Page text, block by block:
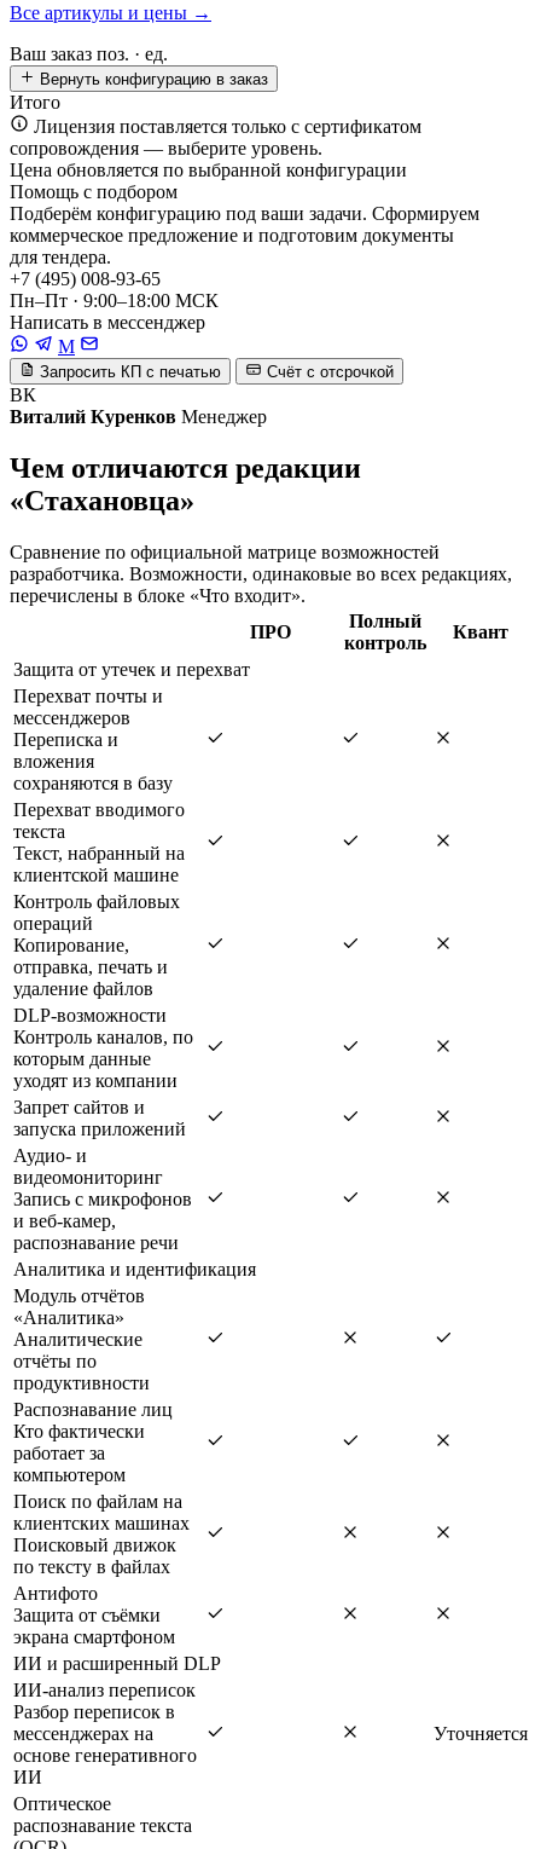
Все артикулы и цены →
Ваш заказ поз. · ед.
Вернуть конфигурацию в заказ
Итого
Лицензия поставляется только с сертификатом
сопровождения — выберите уровень.
Цена обновляется по выбранной конфигурации
Помощь с подбором
Подберём конфигурацию под ваши задачи. Сформируем
коммерческое предложение и подготовим документы
для тендера.
+7 (495) 008-93-65
Пн–Пт · 9:00–18:00 МСК
Написать в мессенджер
M
Запросить КП с печатью Счёт с отсрочкой
ВК
Виталий Куренков Менеджер
Чем отличаются редакции
«Стахановца»
Сравнение по официальной матрице возможностей
разработчика. Возможности, одинаковые во всех редакциях,
перечислены в блоке «Что входит».
ПРО
Полный
контроль
Квант
Защита от утечек и перехват
Перехват почты и
мессенджеров
Переписка и
вложения
сохраняются в базу
Перехват вводимого
текста
Текст, набранный на
клиентской машине
Контроль файловых
операций
Копирование,
отправка, печать и
удаление файлов
DLP-возможности
Контроль каналов, по
которым данные
уходят из компании
Запрет сайтов и
запуска приложений
Аудио- и
видеомониторинг
Запись с микрофонов
и веб-камер,
распознавание речи
Аналитика и идентификация
Модуль отчётов
«Аналитика»
Аналитические
отчёты по
продуктивности
Распознавание лиц
Кто фактически
работает за
компьютером
Поиск по файлам на
клиентских машинах
Поисковый движок
по тексту в файлах
Антифото
Защита от съёмки
экрана смартфоном
ИИ и расширенный DLP
ИИ-анализ переписок
Разбор переписок в
мессенджерах на
основе генеративного
ИИ
Уточняется
Оптическое
распознавание текста